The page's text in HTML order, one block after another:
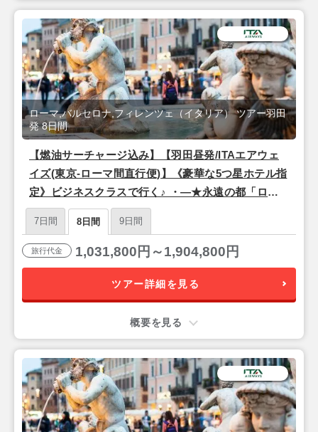
【燃油サーチャージ込み】【羽田昼発/ITAエアウェ
イズ(東京-ローマ間直行便)】《豪華な5つ星ホテル指
定》ビジネスクラスで行く♪ ・―★永遠の都「ロー
マ」×ルネサンスの中心地「フィレンツェ」×情熱の
街「バルセロナ」★―・8日間
ローマ,バルセロナ,フィレンツェ（イタリア） ツアー羽田
発 8日間
7日間 8日間 9日間
旅行代金 1,031,800円～1,904,800円
ツアー詳細を見る
概要を見る